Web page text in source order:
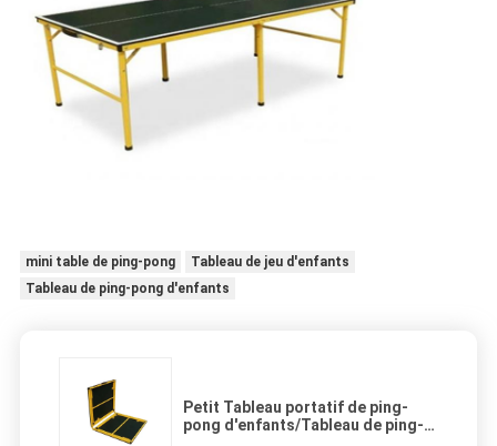
mini table de ping-pong
Tableau de jeu d'enfants
Tableau de ping-pong d'enfants
Petit Tableau portatif de ping-
pong d'enfants/Tableau de ping-